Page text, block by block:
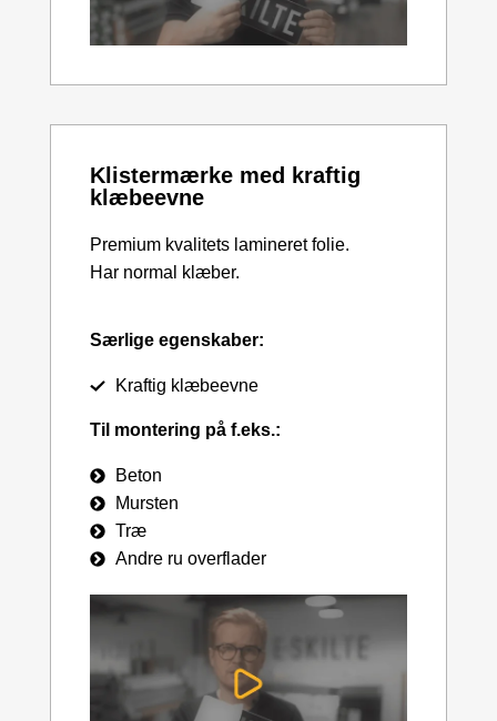
Klistermærke med kraftig
klæbeevne
Premium kvalitets lamineret folie.
Har normal klæber.
Særlige egenskaber:
Kraftig klæbeevne
Til montering på f.eks.:
Beton
Mursten
Træ
Andre ru overflader